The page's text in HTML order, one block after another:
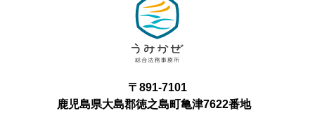
〒891-7101
鹿児島県大島郡徳之島町亀津7622番地